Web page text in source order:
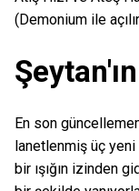
(Demonium ile
En son
lanetlenmiş üç yeni
bir ışığın izinden